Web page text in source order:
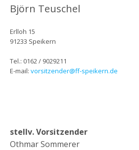
Björn Teuschel
Erlloh 15
91233 Speikern
Tel.: 0162 / 9029211
E-mail: vorsitzender@ff-speikern.de
stellv. Vorsitzender
Othmar Sommerer